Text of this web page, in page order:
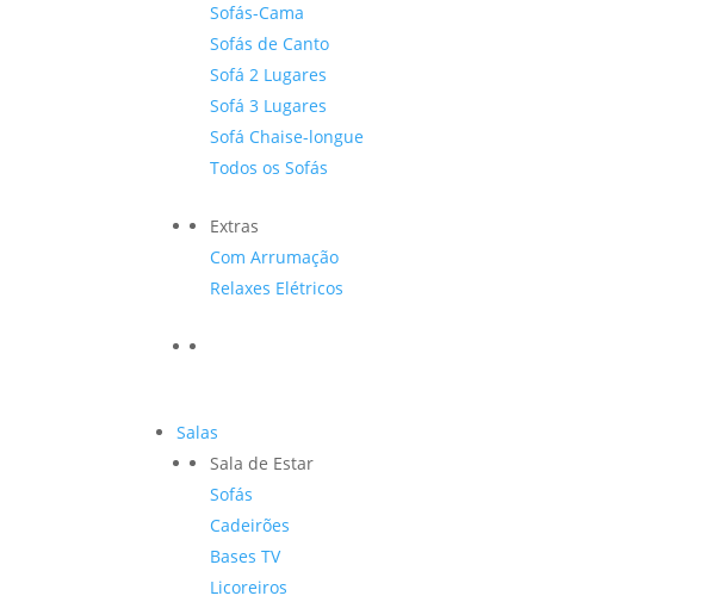
Sofás-Cama
Sofás de Canto
Sofá 2 Lugares
Sofá 3 Lugares
Sofá Chaise-longue
Todos os Sofás
Extras
Com Arrumação
Relaxes Elétricos
Salas
Sala de Estar
Sofás
Cadeirões
Bases TV
Licoreiros